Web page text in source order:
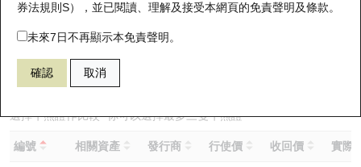
券法規則S），並已閱讀、理解及接受本網頁的免責聲明及條款。
未來7日不再顯示本免責聲明。
確認 取消
69650 瑞銀牛證 1211 比亞迪股份
選擇牛熊證作比較 *你可以選擇最多三隻牛熊證
編號 相關資產 發行商 行使價 收回價 實際
即將到期認股證
認股證到期結算價查詢
認股證分析儀
認股證速算機
牛熊證街貨分佈圖
正股牛熊證列表
新發行瑞銀牛熊證
已收回牛熊證剩餘價值
十天股證佔大市成交
資金流
街貨統計
三十大平均引伸波幅
恒指成份股
國指成份股
科指成份股
相關資產沽空
講座及教育短片
認股證投資者教育
牛熊證投資者教育
認股證牛熊證常問問題